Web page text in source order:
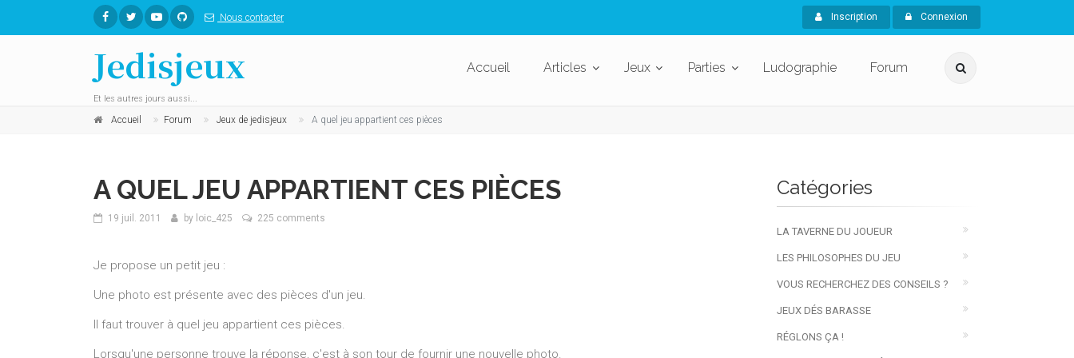
Nous contacter Inscription Connexion
Jedisjeux
Et les autres jours aussi...
Accueil Articles Jeux Parties Ludographie Forum
Accueil Forum Jeux de jedisjeux A quel jeu appartient ces pièces
A QUEL JEU APPARTIENT CES PIÈCES
19 juil. 2011 by loic_425 225 comments
Je propose un petit jeu :
Une photo est présente avec des pièces d'un jeu.
Il faut trouver à quel jeu appartient ces pièces.
Lorsqu'une personne trouve la réponse, c'est à son tour de fournir une nouvelle photo.
Catégories
LA TAVERNE DU JOUEUR
LES PHILOSOPHES DU JEU
VOUS RECHERCHEZ DES CONSEILS ?
JEUX DÉS BARASSE
RÉGLONS ÇA !